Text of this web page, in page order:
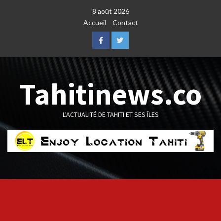
8 août 2026
Accueil
Contact
FacebookTwitter
Tahitinews.co
L'ACTUALITÉ DE TAHITI ET SES ÎLES